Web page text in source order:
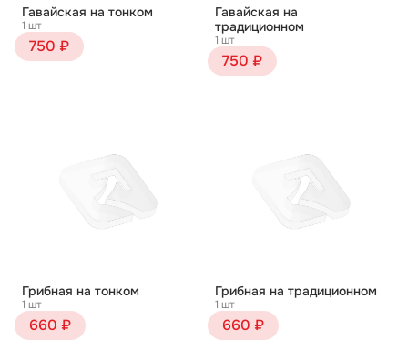
Гавайская на тонком
1 шт
750 ₽
Гавайская на
традиционном
1 шт
750 ₽
Грибная на тонком
1 шт
660 ₽
Грибная на традиционном
1 шт
660 ₽